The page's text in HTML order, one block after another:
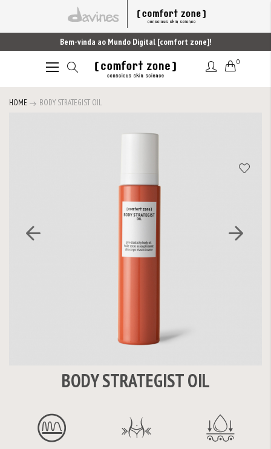
Bem-vinda ao Mundo Digital [comfort zone]!
Alternar
0
HOME BODY STRATEGIST OIL
BODY STRATEGIST OIL